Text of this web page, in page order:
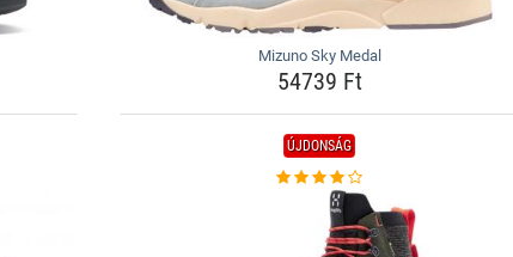
Mizuno Sky Medal
54739 Ft
ÚJDONSÁG